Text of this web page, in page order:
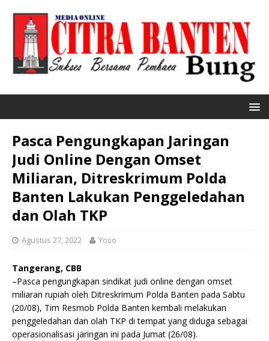
Pasca Pengungkapan Jaringan
Judi Online Dengan Omset
Miliaran, Ditreskrimum Polda
Banten Lakukan Penggeledahan
dan Olah TKP
Agustus 27, 2022 Yoso
Tangerang, CBB
–Pasca pengungkapan sindikat judi online dengan omset
miliaran rupiah oleh Ditreskrimum Polda Banten pada Sabtu
(20/08), Tim Resmob Polda Banten kembali melakukan
penggeledahan dan olah TKP di tempat yang diduga sebagai
operasionalisasi jaringan ini pada Jumat (26/08).